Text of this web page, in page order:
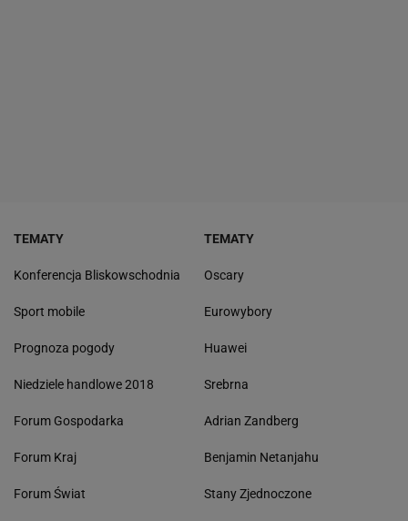
TEMATY
Konferencja Bliskowschodnia
Sport mobile
Prognoza pogody
Niedziele handlowe 2018
Forum Gospodarka
Forum Kraj
Forum Świat
TEMATY
Oscary
Eurowybory
Huawei
Srebrna
Adrian Zandberg
Benjamin Netanjahu
Stany Zjednoczone